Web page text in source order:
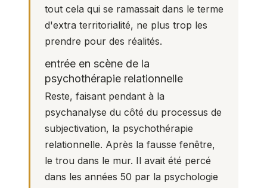
tout cela qui se ramassait dans le terme
d'extra territorialité, ne plus trop les
prendre pour des réalités.
entrée en scène de la
psychothérapie relationnelle
Reste, faisant pendant à la
psychanalyse du côté du processus de
subjectivation, la psychothérapie
relationnelle. Après la fausse fenêtre,
le trou dans le mur. Il avait été percé
dans les années 50 par la psychologie